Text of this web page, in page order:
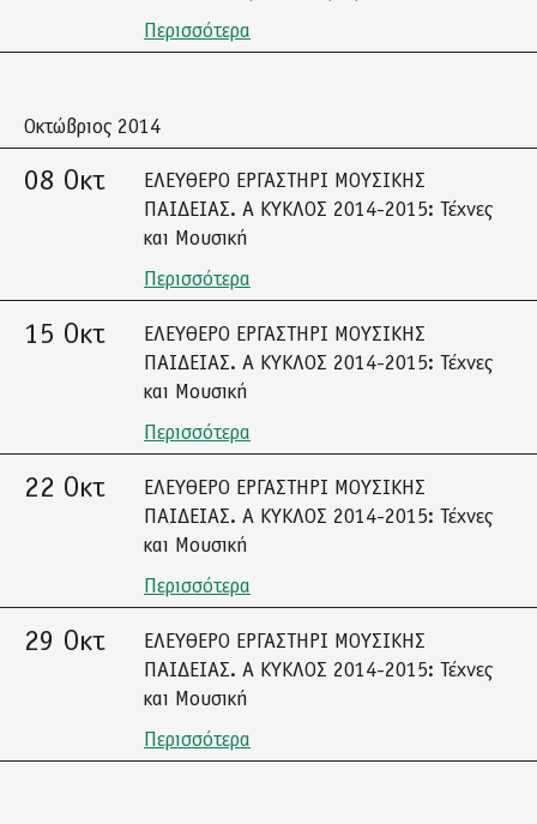
Περισσότερα
Οκτώβριος 2014
08 Οκτ
ΕΛΕΥΘΕΡΟ ΕΡΓΑΣΤΗΡΙ ΜΟΥΣΙΚΗΣ
ΠΑΙΔΕΙΑΣ. A ΚΥΚΛΟΣ 2014-2015: Τέχνες
και Μουσική
Περισσότερα
15 Οκτ
ΕΛΕΥΘΕΡΟ ΕΡΓΑΣΤΗΡΙ ΜΟΥΣΙΚΗΣ
ΠΑΙΔΕΙΑΣ. A ΚΥΚΛΟΣ 2014-2015: Τέχνες
και Μουσική
Περισσότερα
22 Οκτ
ΕΛΕΥΘΕΡΟ ΕΡΓΑΣΤΗΡΙ ΜΟΥΣΙΚΗΣ
ΠΑΙΔΕΙΑΣ. A ΚΥΚΛΟΣ 2014-2015: Τέχνες
και Μουσική
Περισσότερα
29 Οκτ
ΕΛΕΥΘΕΡΟ ΕΡΓΑΣΤΗΡΙ ΜΟΥΣΙΚΗΣ
ΠΑΙΔΕΙΑΣ. A ΚΥΚΛΟΣ 2014-2015: Τέχνες
και Μουσική
Περισσότερα